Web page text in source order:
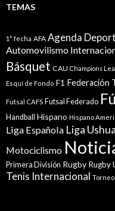
TEMAS
1° fecha AFA Agenda
Automovilismo
Básquet CAU Champions
Esquí de Fondo F1 Federación
Futsal CAFS Futsal Federado
Handball Hispano Hispano
Liga Española Liga
Motociclismo
Primera División Rugby Rugby
Tenis Internacional